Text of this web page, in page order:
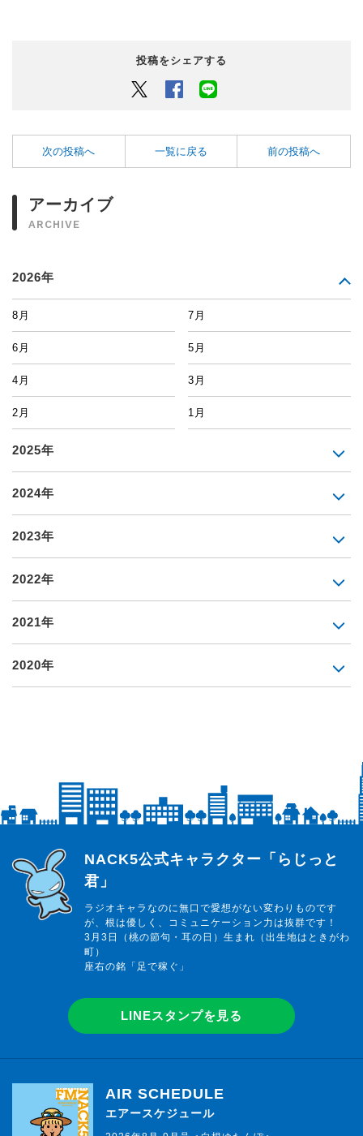
投稿をシェアする
Twitter Facebook
次の投稿へ 一覧に戻る 前の投稿へ
アーカイブ
ARCHIVE
2026年
8月 7月
6月 5月
4月 3月
2月 1月
2025年
2024年
2023年
2022年
2021年
2020年
らじっと君
NACK5公式キャラクター「らじっと
君」
ラジオキャラなのに無口で愛想がない変わりものです
が、根は優しく、コミュニケーション力は抜群です！
3月3日（桃の節句・耳の日）生まれ（出生地はときがわ
町）
座右の銘「足で稼ぐ」
LINEスタンプを見る
AIR SCHEDULE
エアースケジュール